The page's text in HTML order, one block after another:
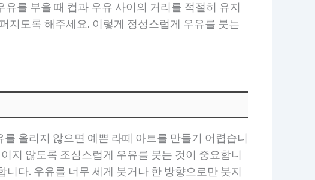
를 부을 때 컵과 우유 사이의 거리를 적절히 유지
지도록 해주세요. 이렇게 정성스럽게 우유를 붓는
올리지 않으면 예쁜 라떼 아트를 만들기 어렵습니
지 않도록 조심스럽게 우유를 붓는 것이 중요합니
다. 우유를 너무 세게 붓거나 한 방향으로만 붓지